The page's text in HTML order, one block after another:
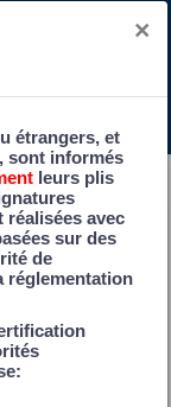
d'ADM
et
et
×
étrangers, et
sont informés
leurs plis
avec
sur des
de
réglementation